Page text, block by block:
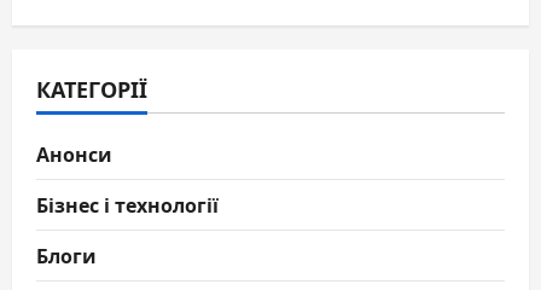
КАТЕГОРІЇ
Анонси
Бізнес і технології
Блоги